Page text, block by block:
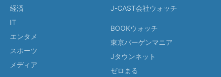
経済
IT
エンタメ
スポーツ
メディア
J-CAST会社ウォッチ
BOOKウォッチ
東京バーゲンマニア
Jタウンネット
ゼロまる